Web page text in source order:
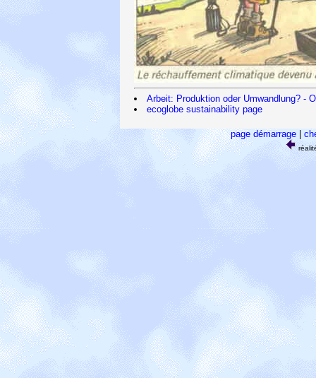
Arbeit: Produktion oder Umwandlung? -
ecoglobe sustainability page
page démarrage|